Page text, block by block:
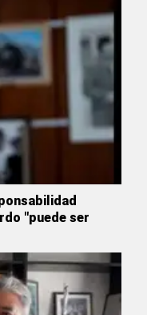
"puede ser